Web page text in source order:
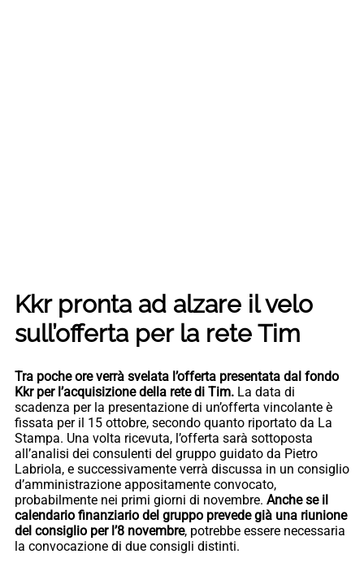
Kkr pronta ad alzare il velo
sull’offerta per la rete Tim
Tra poche ore verrà svelata l’offerta presentata dal fondo
Kkr per l’acquisizione della rete di Tim. La data di
scadenza per la presentazione di un’offerta vincolante è
fissata per il 15 ottobre, secondo quanto riportato da La
Stampa. Una volta ricevuta, l’offerta sarà sottoposta
all’analisi dei consulenti del gruppo guidato da Pietro
Labriola, e successivamente verrà discussa in un consiglio
d’amministrazione appositamente convocato,
probabilmente nei primi giorni di novembre. Anche se il
calendario finanziario del gruppo prevede già una riunione
del consiglio per l’8 novembre, potrebbe essere necessaria
la convocazione di due consigli distinti.